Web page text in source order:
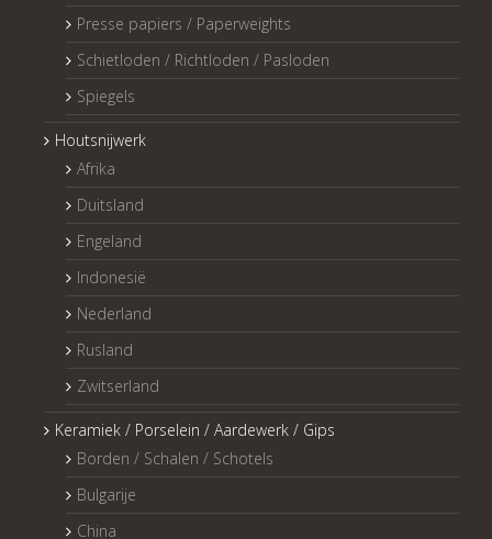
Presse papiers / Paperweights
Schietloden / Richtloden / Pasloden
Spiegels
Houtsnijwerk
Afrika
Duitsland
Engeland
Indonesië
Nederland
Rusland
Zwitserland
Keramiek / Porselein / Aardewerk / Gips
Borden / Schalen / Schotels
Bulgarije
China